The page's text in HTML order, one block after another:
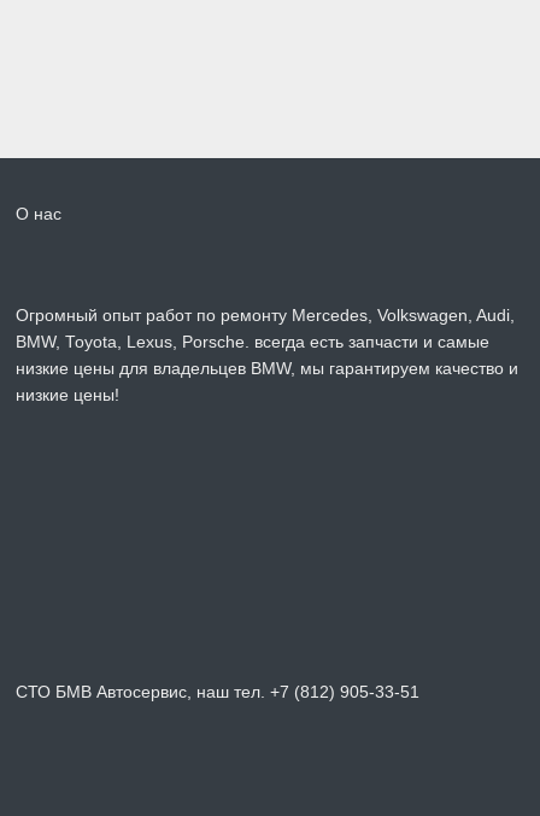
О нас
Огромный опыт работ по ремонту Mercedes, Volkswagen, Audi,
BMW, Toyota, Lexus, Porsche. всегда есть запчасти и самые
низкие цены для владельцев BMW, мы гарантируем качество и
низкие цены!
СТО БМВ Автосервис, наш тел. +7 (812) 905-33-51